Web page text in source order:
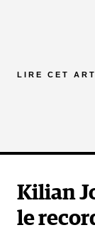
LIRE CET
Kilian
le